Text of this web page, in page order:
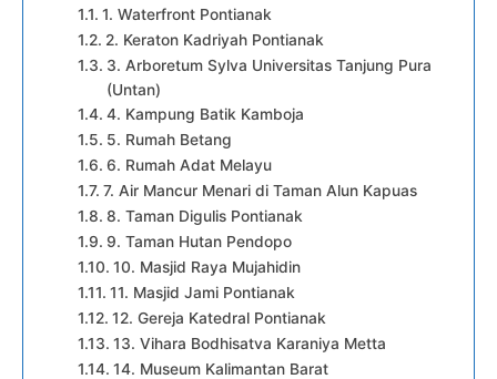
1. Waterfront Pontianak
2. Keraton Kadriyah Pontianak
3. Arboretum Sylva Universitas Tanjung Pura
(Untan)
4. Kampung Batik Kamboja
5. Rumah Betang
6. Rumah Adat Melayu
7. Air Mancur Menari di Taman Alun Kapuas
8. Taman Digulis Pontianak
9. Taman Hutan Pendopo
10. Masjid Raya Mujahidin
11. Masjid Jami Pontianak
12. Gereja Katedral Pontianak
13. Vihara Bodhisatva Karaniya Metta
14. Museum Kalimantan Barat